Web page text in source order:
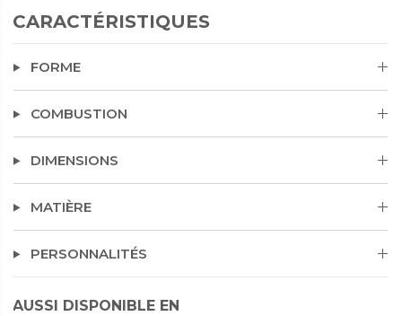
durée de combustion jusqu’à 50 heures, elle offre
une présence douce et apaisante qui embellit
n’importe quelle pièce.
CARACTÉRISTIQUES
FORME
COMBUSTION
DIMENSIONS
MATIÈRE
PERSONNALITÉS
AUSSI DISPONIBLE EN